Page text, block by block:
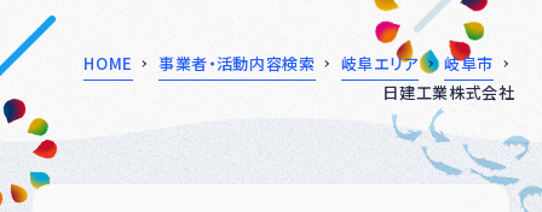
HOME 事業者・活動内容検索 岐阜エリア
岐阜市
日建工業株式会社